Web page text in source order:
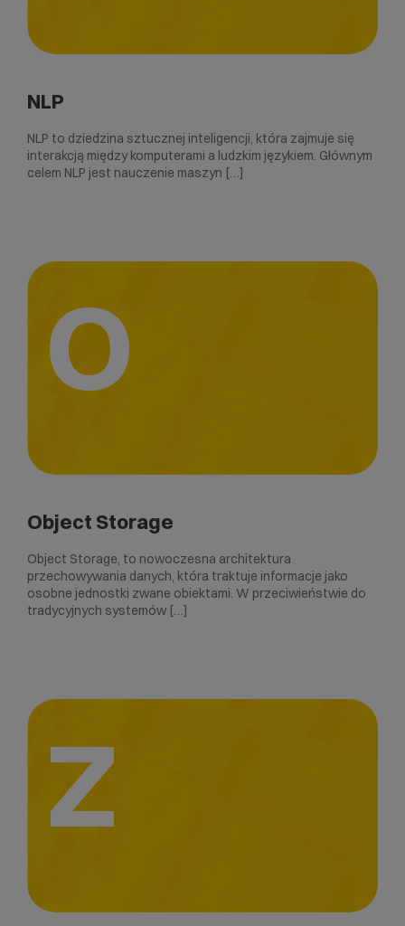
NLP
NLP to dziedzina sztucznej inteligencji, która zajmuje się
interakcją między komputerami a ludzkim językiem. Głównym
celem NLP jest nauczenie maszyn […]
O
Object Storage
Object Storage, to nowoczesna architektura
przechowywania danych, która traktuje informacje jako
osobne jednostki zwane obiektami. W przeciwieństwie do
tradycyjnych systemów […]
Z